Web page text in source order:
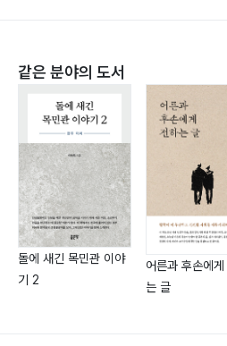
III. 역사와 가치의 전환점에서
제17장 팍스 로마나와 카르타
제18장 예루살렘의 눈물 - 성전
307
제19장 고린도와 해양 그리스 -
324
제20장 흉노와 돌궐 - 유라시
같은 분야의 도서
돌에 새긴 목민관 이야
기 2
어른과 후손에
는 글